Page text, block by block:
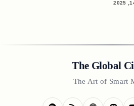
The Global
The Art of Smart